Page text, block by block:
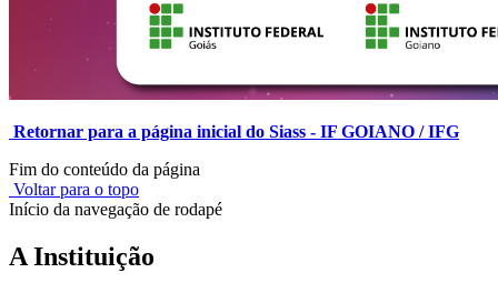
Retornar para a página inicial do Siass - IF GOIANO / IFG
Fim do conteúdo da página
Voltar para o topo
Início da navegação de rodapé
A Instituição